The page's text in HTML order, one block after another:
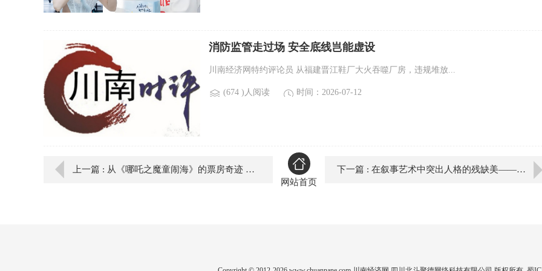
消防监管走过场 安全底线岂能虚设
川南经济网特约评论员 从福建晋江鞋厂大火吞噬厂房，违规堆放...
(674 )人阅读 时间：2026-07-12
上一篇 : 从《哪吒之魔童闹海》的票房奇迹 看知识产权保护
网站首页
下一篇 : 在叙事艺术中突出人格的残缺美——读邵忠奇的小说